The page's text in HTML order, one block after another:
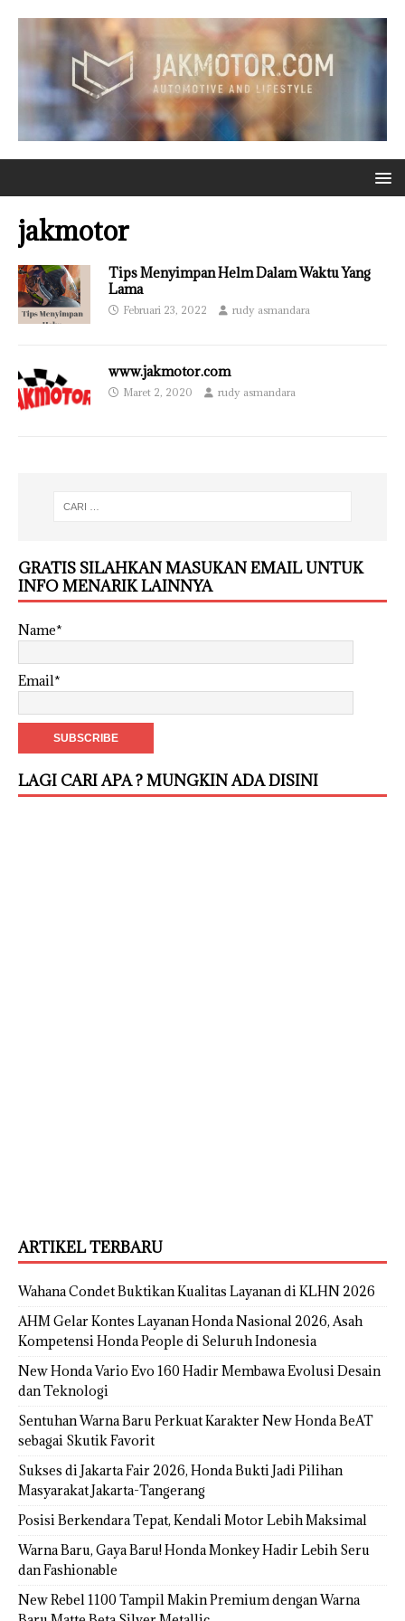
jakmotor
Tips Menyimpan Helm Dalam Waktu Yang
Lama
Februari 23, 2022 rudy asmandara
www.jakmotor.com
Maret 2, 2020 rudy asmandara
GRATIS SILAHKAN MASUKAN EMAIL UNTUK
INFO MENARIK LAINNYA
Name*
Email*
LAGI CARI APA ? MUNGKIN ADA DISINI
ARTIKEL TERBARU
Wahana Condet Buktikan Kualitas Layanan di KLHN 2026
AHM Gelar Kontes Layanan Honda Nasional 2026, Asah
Kompetensi Honda People di Seluruh Indonesia
New Honda Vario Evo 160 Hadir Membawa Evolusi Desain
dan Teknologi
Sentuhan Warna Baru Perkuat Karakter New Honda BeAT
sebagai Skutik Favorit
Sukses di Jakarta Fair 2026, Honda Bukti Jadi Pilihan
Masyarakat Jakarta-Tangerang
Posisi Berkendara Tepat, Kendali Motor Lebih Maksimal
Warna Baru, Gaya Baru! Honda Monkey Hadir Lebih Seru
dan Fashionable
New Rebel 1100 Tampil Makin Premium dengan Warna